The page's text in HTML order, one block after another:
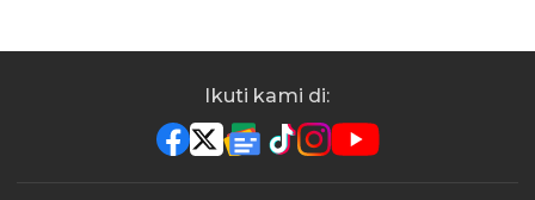
Ikuti kami di: